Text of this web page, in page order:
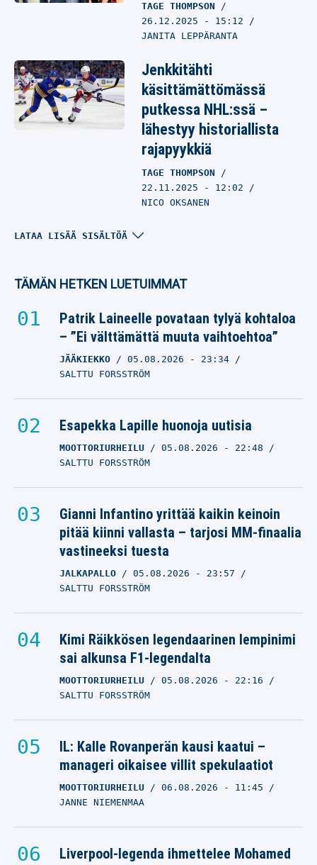
TAGE THOMPSON
26.12.2025 - 15:12
JANITA LEPPÄRANTA
Jenkkitähti
käsittämättömässä
putkessa NHL:ssä –
lähestyy historiallista
rajapyykkiä
TAGE THOMPSON
22.11.2025 - 12:02
NICO OKSANEN
Siirtopommi muhii
pakotettu myymään
TAGE THOMPSON
13.11.2025- 12:42
Yhdysvallat voitti
jääkiekon MM-kultaa
TAGE THOMPSON
OTTO PALOJÄRVI
Superlupaus sulatti NHL-
tähdet MM-kisoissa –
”Se olisi voinut olla
helposti 10-1
ensimmäisen erän
jälkeen…”
TAGE THOMPSON
Nyt oli jättisensaatio
todella lähellä MM-
kisoissa – Norjan
superlupaus mätti
hatullisen NHL-tähtien
reppuun
TAGE THOMPSON
- 20:20
KARI AHO
LATAA LISÄÄ SISÄLTÖÄ
TÄMÄN HETKEN LUETUIMMAT
Patrik Laineelle povataan tylyä kohtaloa
– ”Ei välttämättä muuta vaihtoehtoa”
JÄÄKIEKKO 05.08.2026 - 23:34
SALTTU FORSSTRÖM
Esapekka Lapille huonoja uutisia
MOOTTORIURHEILU 05.08.2026 - 22:48
SALTTU FORSSTRÖM
Gianni Infantino yrittää kaikin keinoin
pitää kiinni vallasta – tarjosi MM-finaalia
vastineeksi tuesta
JALKAPALLO 05.08.2026 - 23:57
SALTTU FORSSTRÖM
Kimi Räikkösen legendaarinen lempinimi
sai alkunsa F1-legendalta
MOOTTORIURHEILU 05.08.2026 - 22:16
SALTTU FORSSTRÖM
IL: Kalle Rovanperän kausi kaatui –
manageri oikaisee villit spekulaatiot
MOOTTORIURHEILU 06.08.2026 - 11:45
JANNE NIEMENMAA
Liverpool-legenda ihmettelee Mohamed